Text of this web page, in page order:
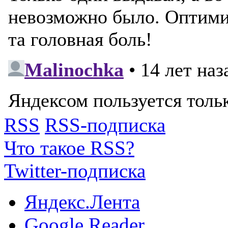
RSS RSS-подписка
Что такое RSS?
Twitter-подписка
Яндекс.Лента